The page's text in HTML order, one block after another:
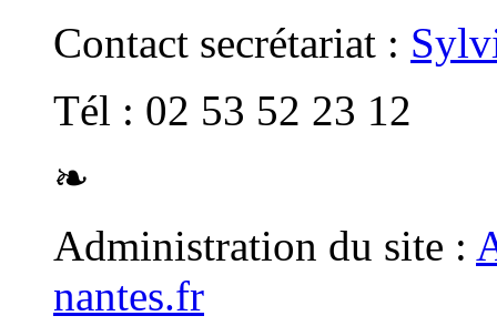
Contact secrétariat :
Tél : 02 53 52 23 12
❧
Administration du site :
nantes.fr